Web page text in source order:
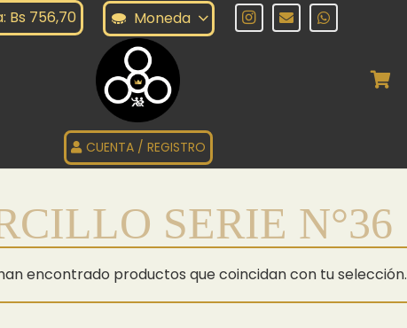
Bs 756,70 Moneda
CUENTA / REGISTRO
SERIE N°36
encontrado productos que coincidan con tu selección.